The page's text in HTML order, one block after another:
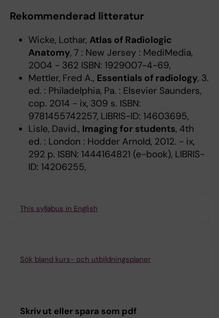
Rekommenderad litteratur
Wicke, Lothar, Atlas of Radiologic
Anatomy, 7 : New Jersey : MediMedia,
2004 - 362 ISBN: 1929007-4-69,
Mettler, Fred A., Essentials of radiology, 3.
ed. : Philadelphia, Pa. : Elsevier Saunders,
cop. 2014 - ix, 309 s. ISBN:
9781455742257, LIBRIS-ID: 14603695,
Lisle, David., Imaging for students, 4th
ed. : London : Hodder Arnold, 2012. - ix,
292 p. ISBN: 1444164821 (e-book), LIBRIS-
ID: 14206255,
This syllabus in English
Sök bland kurs- och utbildningsplaner
Skriv ut eller spara som pdf